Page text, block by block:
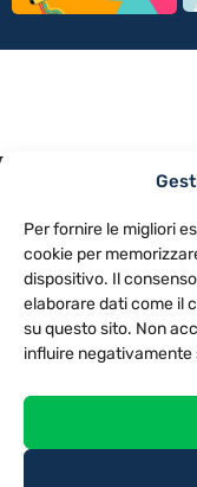
Per fornire le migliori
cookie per
dispositivo. Il
elaborare dati come il
su questo sito. Non
influire
NOTE LEGALI
Via
Tel.